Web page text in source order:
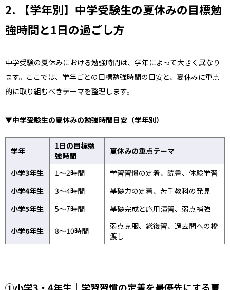
2. 【学年別】中学受験生の夏休みの目標勉
強時間と1日の過ごし方
中学受験の夏休みにおける勉強時間は、学年によって大きく異なり
ます。ここでは、学年ごとの目標勉強時間の目安と、夏休みに重点
的に取り組むべきテーマを整理します。
▼中学受験生の夏休みの勉強時間目安（学年別）
学年
1日の目標勉
強時間
夏休みの重点テーマ
小学3年生 1〜2時間
学習習慣の定着、読書、体験学習
小学4年生
3〜4時間
基礎力の定着、苦手教科の発見
小学5年生
5〜7時間 基礎完成と応用演習、弱点補強
小学6年生 8〜10時間
弱点克服、総復習、過去問への橋
渡し